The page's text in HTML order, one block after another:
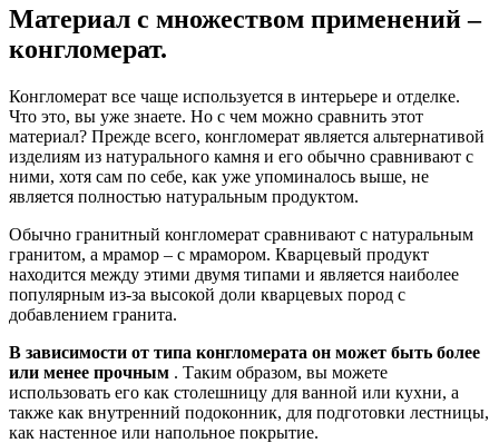
Материал с множеством применений –
конгломерат.
Конгломерат все чаще используется в интерьере и отделке.
Что это, вы уже знаете. Но с чем можно сравнить этот
материал? Прежде всего, конгломерат является альтернативой
изделиям из натурального камня и его обычно сравнивают с
ними, хотя сам по себе, как уже упоминалось выше, не
является полностью натуральным продуктом.
Обычно гранитный конгломерат сравнивают с натуральным
гранитом, а мрамор – с мрамором. Кварцевый продукт
находится между этими двумя типами и является наиболее
популярным из-за высокой доли кварцевых пород с
добавлением гранита.
В зависимости от типа конгломерата он может быть более
или менее прочным . Таким образом, вы можете
использовать его как столешницу для ванной или кухни, а
также как внутренний подоконник, для подготовки лестницы,
как настенное или напольное покрытие.